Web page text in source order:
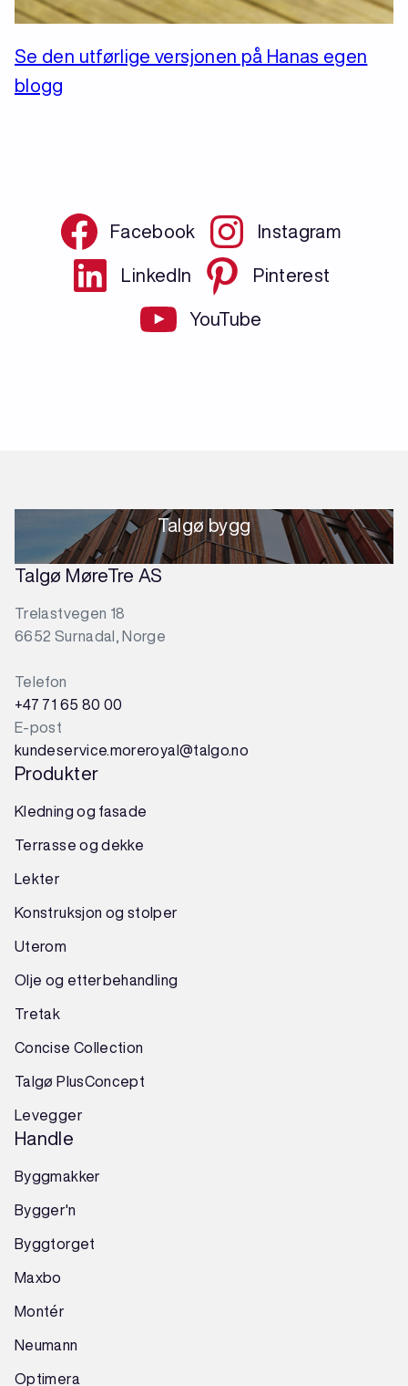
Se den utførlige versjonen på Hanas egen
blogg
Facebook Instagram
LinkedIn Pinterest
YouTube
Talgø bygg
Talgø MøreTre AS
Trelastvegen 18
6652 Surnadal, Norge
Telefon
+47 71 65 80 00
E-post
kundeservice.moreroyal@talgo.no
Produkter
Kledning og fasade
Terrasse og dekke
Lekter
Konstruksjon og stolper
Uterom
Olje og etterbehandling
Tretak
Concise Collection
Talgø PlusConcept
Levegger
Handle
Byggmakker
Bygger'n
Byggtorget
Maxbo
Montér
Neumann
Optimera